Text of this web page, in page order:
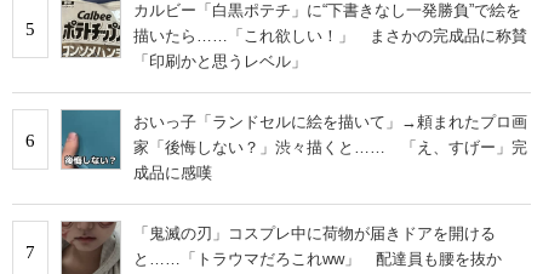
5
カルビー「白黒ポテチ」に“下書きなし一発勝負”で絵を
描いたら……「これ欲しい！」 まさかの完成品に称賛
「印刷かと思うレベル」
6
おいっ子「ランドセルに絵を描いて」→頼まれたプロ画
家「後悔しない？」渋々描くと…… 「え、すげー」完
成品に感嘆
7
「鬼滅の刃」コスプレ中に荷物が届きドアを開ける
と……「トラウマだろこれww」 配達員も腰を抜か